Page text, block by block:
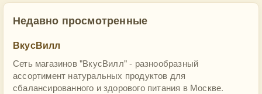
Недавно просмотренные
ВкусВилл
Сеть магазинов "ВкусВилл" - разнообразный
ассортимент натуральных продуктов для
сбалансированного и здорового питания в Москве.